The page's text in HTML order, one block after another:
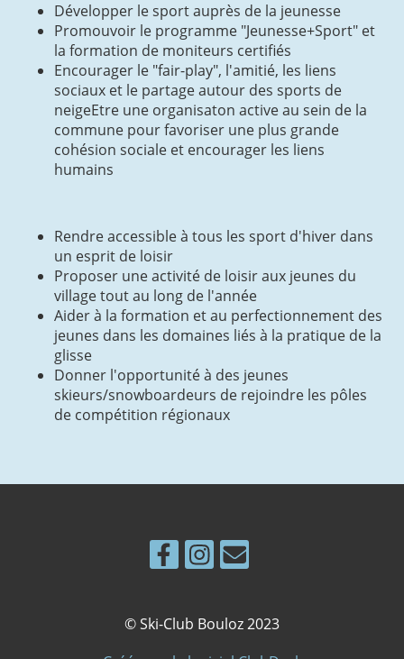
Développer le sport auprès de la jeunesse
Promouvoir le programme "Jeunesse+Sport" et
la formation de moniteurs certifiés
Encourager le "fair-play", l'amitié, les liens
sociaux et le partage autour des sports de
neigeEtre une organisaton active au sein de la
commune pour favoriser une plus grande
cohésion sociale et encourager les liens
humains
Rendre accessible à tous les sport d'hiver dans
un esprit de loisir
Proposer une activité de loisir aux jeunes du
village tout au long de l'année
Aider à la formation et au perfectionnement des
jeunes dans les domaines liés à la pratique de la
glisse
Donner l'opportunité à des jeunes
skieurs/snowboardeurs de rejoindre les pôles
de compétition régionaux
© Ski-Club Bouloz 2023